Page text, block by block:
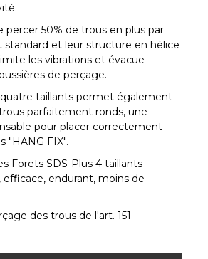
50% de trous en plus par
standard et leur structure en hélice
les vibrations et évacue
de perçage.
taillants permet également
parfaitement ronds, une
pour placer correctement
"HANG FIX".
Forets SDS-Plus 4 taillants
efficace, endurant, moins de
des trous de l'art. 151